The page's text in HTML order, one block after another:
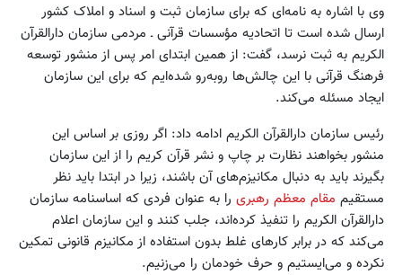
وی با اشاره به نامه‌ای که برای سازمان ثبت و اسناد و املاک کشور
ارسال شده است تا اتحادیه مؤسسات قرآنی ـ مردمی سازمان دارالقرآن
الکریم به ثبت نرسد، گفت: از همین ابتدای امر پس از منشور توسعه
فرهنگ قرآنی با این چالش‌ها رو‌به‌رو شده‌ایم که برای این سازمان
ایجاد مسئله می‌کند.
رئیس سازمان دارالقرآن الکریم ادامه داد: اگر روزی بر اساس این
منشور بخواهند نظارت بر چاپ و نشر قرآن کریم را از این سازمان
بگیرند باید به دنبال مکانیز‌م‌های آن باشند، زیرا در ابتدا باید نظر
مستقیم مقام معظم رهبری را به عنوان فردی که اساسنامه سازمان
دارالقرآن الکریم را تنفیذ کرده‌اند، جلب کنند و این سازمان اعلام
می‌کند که در برابر کارهای غلط بدون استفاده از مکانیزم قانونی تمکین
نکرده و می‌ایستیم و حرف خودمان را می‌زنیم.